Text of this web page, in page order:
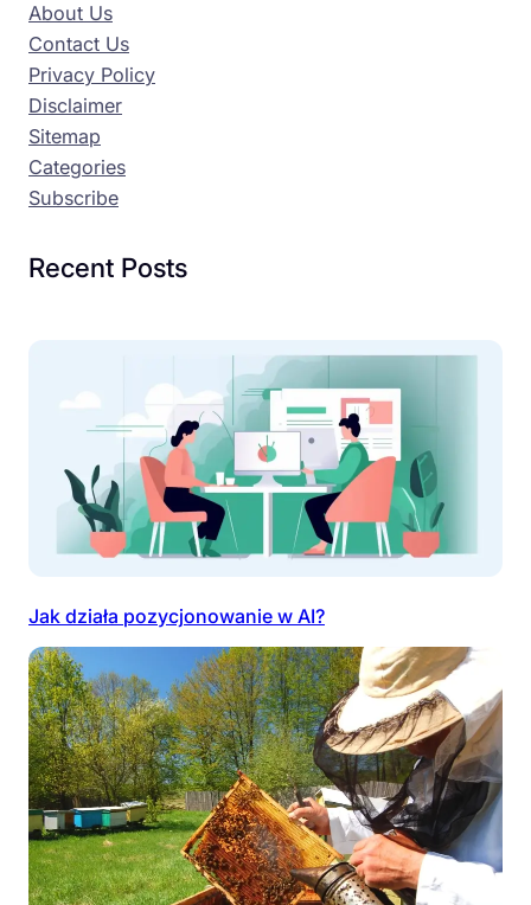
About Us
Contact Us
Privacy Policy
Disclaimer
Sitemap
Categories
Subscribe
Recent Posts
Jak działa pozycjonowanie w AI?